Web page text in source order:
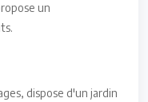
un
dispose d'un jardin